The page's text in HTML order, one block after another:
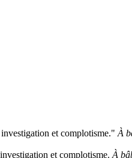
et complotisme." À
et complotisme. À